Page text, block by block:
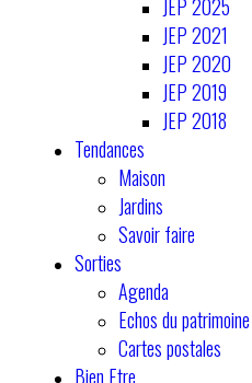
JEP 2025
JEP 2021
JEP 2020
JEP 2019
JEP 2018
Tendances
Maison
Jardins
Savoir faire
Sorties
Agenda
Echos du patrimoine
Cartes postales
Bien Etre